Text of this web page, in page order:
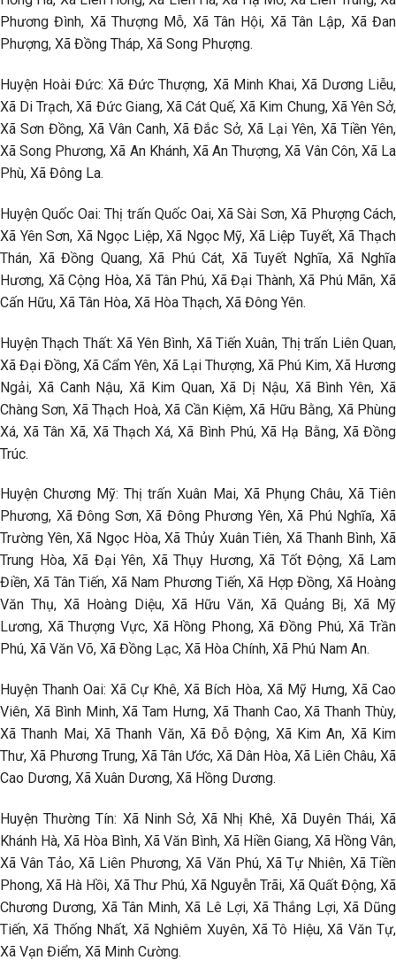
Phương Đình, Xã Thượng Mỗ, Xã Tân Hội, Xã Tân Lập, Xã Đan
Phượng, Xã Đồng Tháp, Xã Song Phượng.
Huyện Hoài Đức: Xã Đức Thượng, Xã Minh Khai, Xã Dương Liễu,
Xã Di Trạch, Xã Đức Giang, Xã Cát Quế, Xã Kim Chung, Xã Yên Sở,
Xã Sơn Đồng, Xã Vân Canh, Xã Đắc Sở, Xã Lại Yên, Xã Tiền Yên,
Xã Song Phương, Xã An Khánh, Xã An Thượng, Xã Vân Côn, Xã La
Phù, Xã Đông La.
Huyện Quốc Oai: Thị trấn Quốc Oai, Xã Sài Sơn, Xã Phượng Cách,
Xã Yên Sơn, Xã Ngọc Liệp, Xã Ngọc Mỹ, Xã Liệp Tuyết, Xã Thạch
Thán, Xã Đồng Quang, Xã Phú Cát, Xã Tuyết Nghĩa, Xã Nghĩa
Hương, Xã Cộng Hòa, Xã Tân Phú, Xã Đại Thành, Xã Phú Mãn, Xã
Cấn Hữu, Xã Tân Hòa, Xã Hòa Thạch, Xã Đông Yên.
Huyện Thạch Thất: Xã Yên Bình, Xã Tiến Xuân, Thị trấn Liên Quan,
Xã Đại Đồng, Xã Cẩm Yên, Xã Lại Thượng, Xã Phú Kim, Xã Hương
Ngải, Xã Canh Nậu, Xã Kim Quan, Xã Dị Nậu, Xã Bình Yên, Xã
Chàng Sơn, Xã Thạch Hoà, Xã Cần Kiệm, Xã Hữu Bằng, Xã Phùng
Xá, Xã Tân Xã, Xã Thạch Xá, Xã Bình Phú, Xã Hạ Bằng, Xã Đồng
Trúc.
Huyện Chương Mỹ: Thị trấn Xuân Mai, Xã Phụng Châu, Xã Tiên
Phương, Xã Đông Sơn, Xã Đông Phương Yên, Xã Phú Nghĩa, Xã
Trường Yên, Xã Ngọc Hòa, Xã Thủy Xuân Tiên, Xã Thanh Bình, Xã
Trung Hòa, Xã Đại Yên, Xã Thụy Hương, Xã Tốt Động, Xã Lam
Điền, Xã Tân Tiến, Xã Nam Phương Tiến, Xã Hợp Đồng, Xã Hoàng
Văn Thụ, Xã Hoàng Diệu, Xã Hữu Văn, Xã Quảng Bị, Xã Mỹ
Lương, Xã Thượng Vực, Xã Hồng Phong, Xã Đồng Phú, Xã Trần
Phú, Xã Văn Võ, Xã Đồng Lạc, Xã Hòa Chính, Xã Phú Nam An.
Huyện Thanh Oai: Xã Cự Khê, Xã Bích Hòa, Xã Mỹ Hưng, Xã Cao
Viên, Xã Bình Minh, Xã Tam Hưng, Xã Thanh Cao, Xã Thanh Thùy,
Xã Thanh Mai, Xã Thanh Văn, Xã Đỗ Động, Xã Kim An, Xã Kim
Thư, Xã Phương Trung, Xã Tân Ước, Xã Dân Hòa, Xã Liên Châu, Xã
Cao Dương, Xã Xuân Dương, Xã Hồng Dương.
Huyện Thường Tín: Xã Ninh Sở, Xã Nhị Khê, Xã Duyên Thái, Xã
Khánh Hà, Xã Hòa Bình, Xã Văn Bình, Xã Hiền Giang, Xã Hồng Vân,
Xã Vân Tảo, Xã Liên Phương, Xã Văn Phú, Xã Tự Nhiên, Xã Tiền
Phong, Xã Hà Hồi, Xã Thư Phú, Xã Nguyễn Trãi, Xã Quất Động, Xã
Chương Dương, Xã Tân Minh, Xã Lê Lợi, Xã Thắng Lợi, Xã Dũng
Tiến, Xã Thống Nhất, Xã Nghiêm Xuyên, Xã Tô Hiệu, Xã Văn Tự,
Xã Vạn Điểm, Xã Minh Cường.